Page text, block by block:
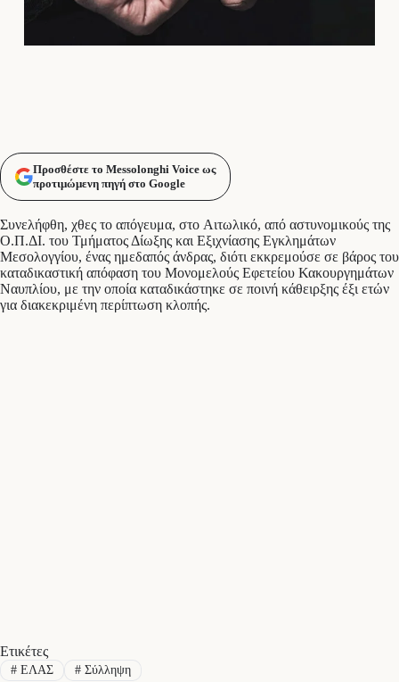
Προσθέστε το Messolonghi Voice ως
προτιμώμενη πηγή στο Google
Συνελήφθη, χθες το απόγευμα, στο Αιτωλικό, από αστυνομικούς της
Ο.Π.ΔΙ. του Τμήματος Δίωξης και Εξιχνίασης Εγκλημάτων
Μεσολογγίου, ένας ημεδαπός άνδρας, διότι εκκρεμούσε σε βάρος του
καταδικαστική απόφαση του Μονομελούς Εφετείου Κακουργημάτων
Ναυπλίου, με την οποία καταδικάστηκε σε ποινή κάθειρξης έξι ετών
για διακεκριμένη περίπτωση κλοπής.
Ετικέτες
#ΕΛΑΣ #Σύλληψη